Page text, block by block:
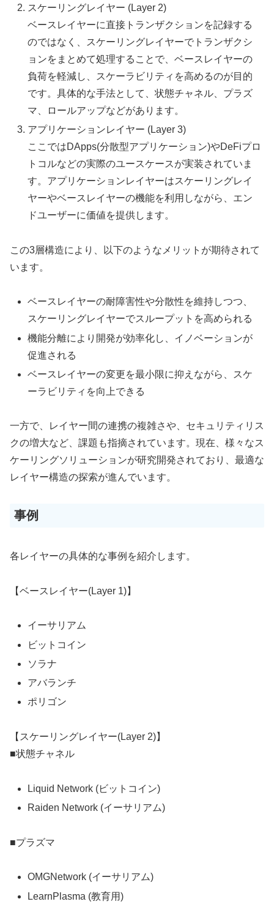
スケーリングレイヤー (Layer 2)
ベースレイヤーに直接トランザクションを記録する
のではなく、スケーリングレイヤーでトランザクシ
ョンをまとめて処理することで、ベースレイヤーの
負荷を軽減し、スケーラビリティを高めるのが目的
です。具体的な手法として、状態チャネル、プラズ
マ、ロールアップなどがあります。
アプリケーションレイヤー (Layer 3)
ここではDApps(分散型アプリケーション)やDeFiプロ
トコルなどの実際のユースケースが実装されていま
す。アプリケーションレイヤーはスケーリングレイ
ヤーやベースレイヤーの機能を利用しながら、エン
ドユーザーに価値を提供します。
この3層構造により、以下のようなメリットが期待されて
います。
ベースレイヤーの耐障害性や分散性を維持しつつ、
スケーリングレイヤーでスループットを高められる
機能分離により開発が効率化し、イノベーションが
促進される
ベースレイヤーの変更を最小限に抑えながら、スケ
ーラビリティを向上できる
一方で、レイヤー間の連携の複雑さや、セキュリティリス
クの増大など、課題も指摘されています。現在、様々なス
ケーリングソリューションが研究開発されており、最適な
レイヤー構造の探索が進んでいます。
事例
各レイヤーの具体的な事例を紹介します。
【ベースレイヤー(Layer 1)】
イーサリアム
ビットコイン
ソラナ
アバランチ
ポリゴン
【スケーリングレイヤー(Layer 2)】
■状態チャネル
Liquid Network (ビットコイン)
Raiden Network (イーサリアム)
■プラズマ
OMGNetwork (イーサリアム)
LearnPlasma (教育用)